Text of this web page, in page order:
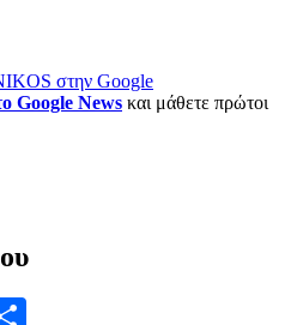
στην Google
Google News και μάθετε πρώτοι